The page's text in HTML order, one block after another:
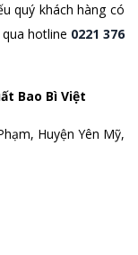
quý khách hàng có
hotline 0221 376
Bao Bì Việt
Huyện Yên Mỹ,